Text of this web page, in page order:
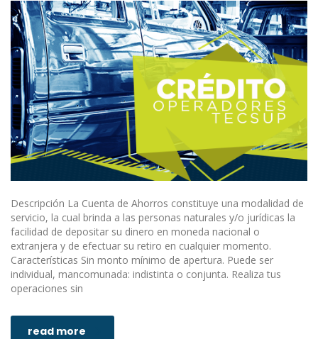
Descripción La Cuenta de Ahorros constituye una modalidad de
servicio, la cual brinda a las personas naturales y/o jurídicas la
facilidad de depositar su dinero en moneda nacional o
extranjera y de efectuar su retiro en cualquier momento.
Características Sin monto mínimo de apertura. Puede ser
individual, mancomunada: indistinta o conjunta. Realiza tus
operaciones sin
read more